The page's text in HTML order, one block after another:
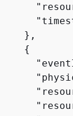
    },
{